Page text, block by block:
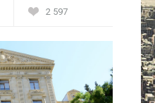
Müsahibə
İdman
2 597